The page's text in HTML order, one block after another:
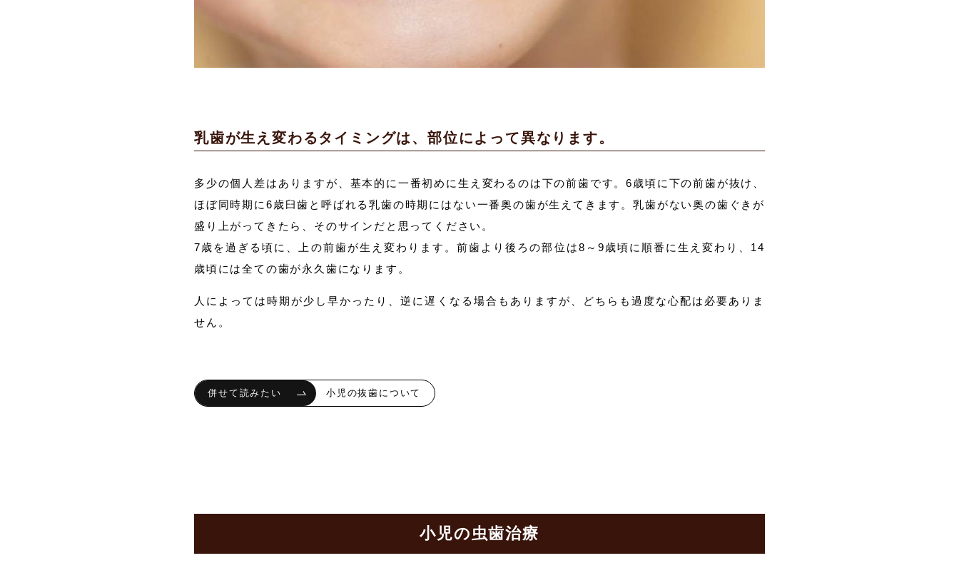
乳歯が生え変わるタイミングは、部位によって異なります。
多少の個人差はありますが、基本的に一番初めに生え変わるのは下の前歯です。6歳頃に下の前歯が抜け、
ほぼ同時期に6歳臼歯と呼ばれる乳歯の時期にはない一番奥の歯が生えてきます。乳歯がない奥の歯ぐきが
盛り上がってきたら、そのサインだと思ってください。
7歳を過ぎる頃に、上の前歯が生え変わります。前歯より後ろの部位は8～9歳頃に順番に生え変わり、14
歳頃には全ての歯が永久歯になります。
人によっては時期が少し早かったり、逆に遅くなる場合もありますが、どちらも過度な心配は必要ありま
せん。
小児の抜歯について
小児の虫歯治療